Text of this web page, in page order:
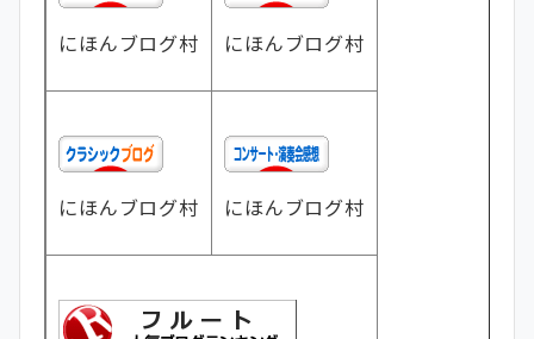
にほんブログ村 にほんブログ村
にほんブログ村 にほんブログ村